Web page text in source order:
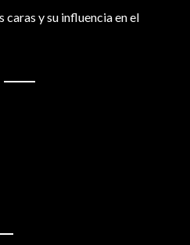
caras y su influencia en el